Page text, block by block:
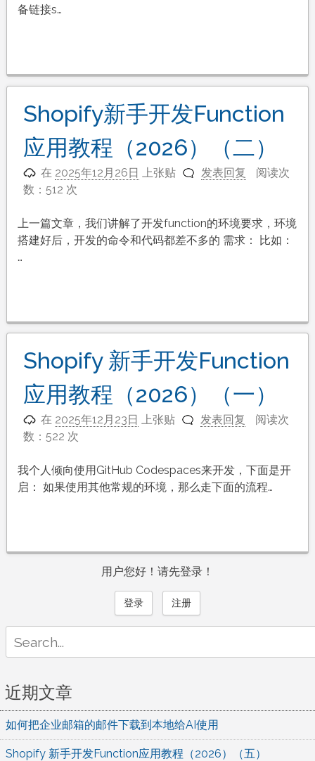
备链接s…
Shopify新手开发Function
应用教程（2026）（二）
在 2025年12月26日 上张贴 发表回复
阅读次
数：512 次
上一篇文章，我们讲解了开发function的环境要求，环境
搭建好后，开发的命令和代码都差不多的 需求： 比如：
…
Shopify 新手开发Function
应用教程（2026）（一）
在 2025年12月23日 上张贴 发表回复
阅读次
数：522 次
我个人倾向使用GitHub Codespaces来开发，下面是开
启： 如果使用其他常规的环境，那么走下面的流程…
用户您好！请先登录！
登录 注册
for:
近期文章
如何把企业邮箱的邮件下载到本地给AI使用
Shopify 新手开发Function应用教程（2026）（五）